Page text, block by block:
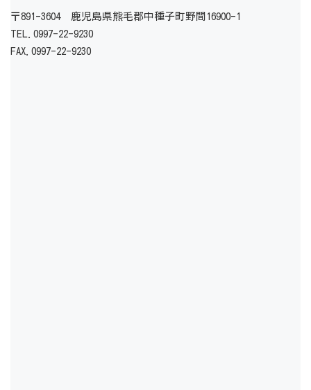
〒891-3604 鹿児島県熊毛郡中種子町野間16900-1
TEL.0997-22-9230
FAX.0997-22-9230